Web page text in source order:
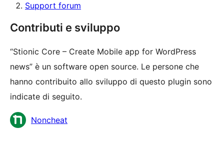
Support forum
Contributi e sviluppo
“Stionic Core – Create Mobile app for WordPress
news” è un software open source. Le persone che
hanno contribuito allo sviluppo di questo plugin sono
indicate di seguito.
Collaboratori
Noncheat